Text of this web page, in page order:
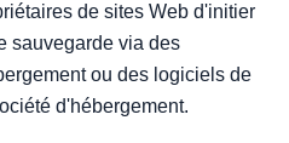
de sites Web d'initier
sauvegarde via des
ou des logiciels de
d'hébergement.